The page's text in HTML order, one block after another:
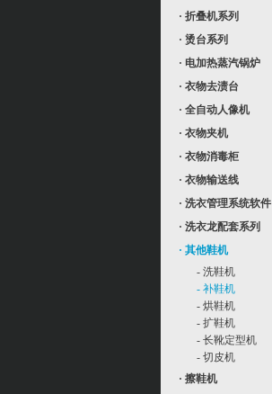
· 折叠机系列
· 烫台系列
· 电加热蒸汽锅炉
· 衣物去渍台
· 全自动人像机
· 衣物夹机
· 衣物消毒柜
· 衣物输送线
· 洗衣管理系统软件
· 洗衣龙配套系列
· 其他鞋机
- 洗鞋机
- 补鞋机
- 烘鞋机
- 扩鞋机
- 长靴定型机
- 切皮机
· 擦鞋机